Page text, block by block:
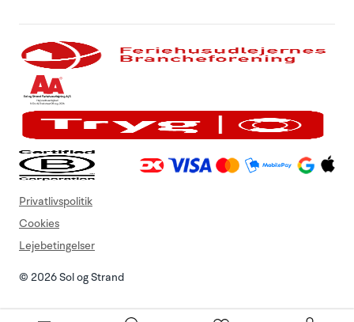
© 2026 Sol og Strand
Privatlivspolitik
Cookies
Lejebetingelser